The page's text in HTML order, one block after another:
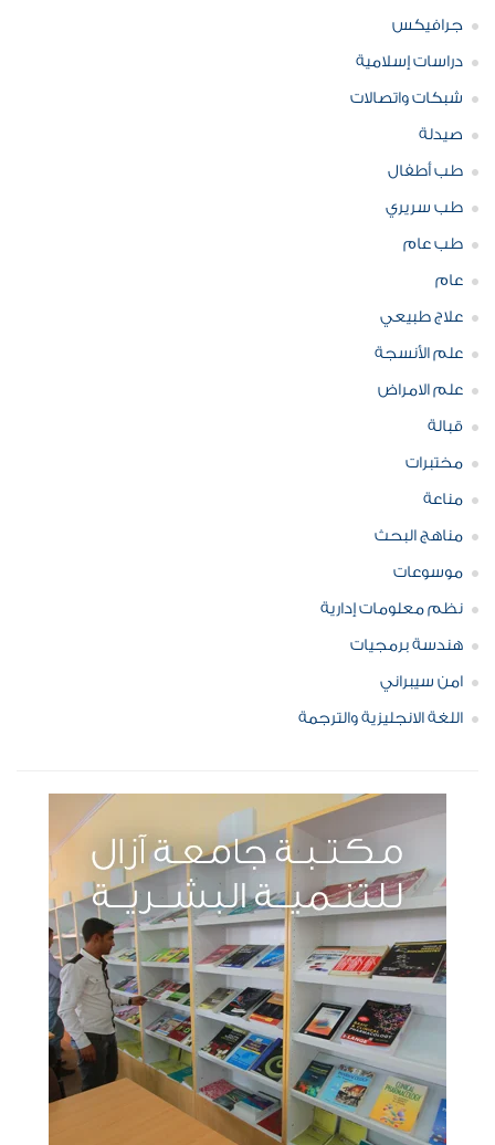
جرافيكس
دراسات إسلامية
شبكات واتصالات
صيدلة
طب أطفال
طب سريري
طب عام
عام
علاج طبيعي
علم الأنسجة
علم الامراض
قبالة
مختبرات
مناعة
مناهج البحث
موسوعات
نظم معلومات إدارية
هندسة برمجيات
امن سيبراني
اللغة الانجليزية والترجمة